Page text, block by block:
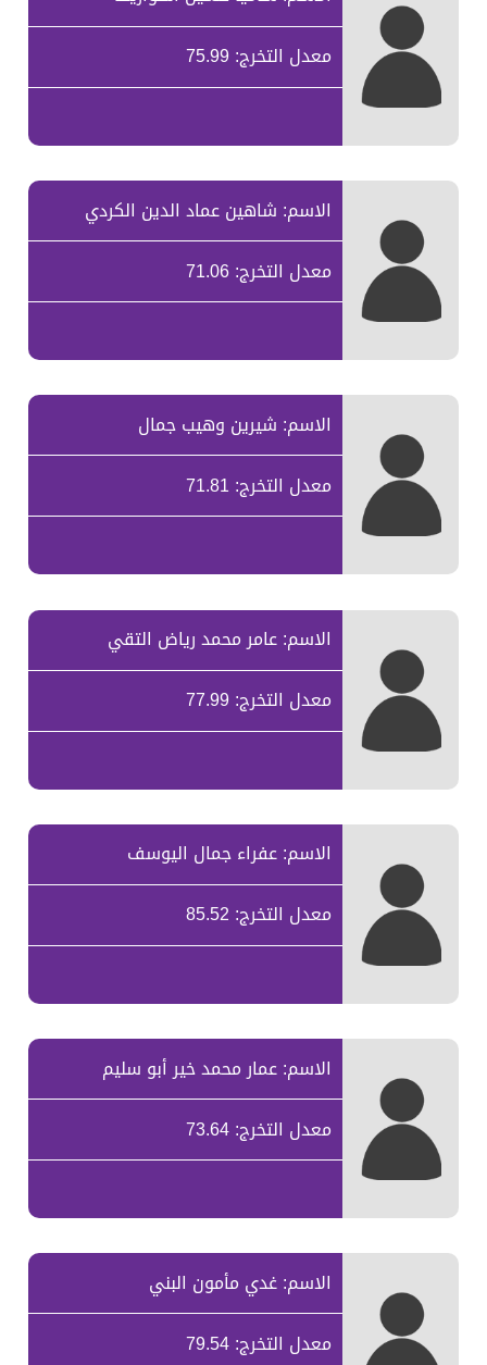
معدل التخرج: 75.99
الاسم: شاهين عماد الدين الكردي
معدل التخرج: 71.06
الاسم: شيرين وهيب جمال
معدل التخرج: 71.81
الاسم: عامر محمد رياض التقي
معدل التخرج: 77.99
الاسم: عفراء جمال اليوسف
معدل التخرج: 85.52
الاسم: عمار محمد خير أبو سليم
معدل التخرج: 73.64
الاسم: غدي مأمون البني
معدل التخرج: 79.54